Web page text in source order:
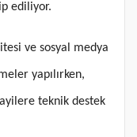
ediliyor.
ve sosyal medya
yapılırken,
teknik destek